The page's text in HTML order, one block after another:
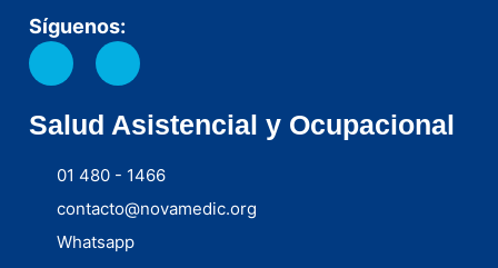
Síguenos:
Salud Asistencial y Ocupacional
01 480 - 1466
contacto@novamedic.org
Whatsapp